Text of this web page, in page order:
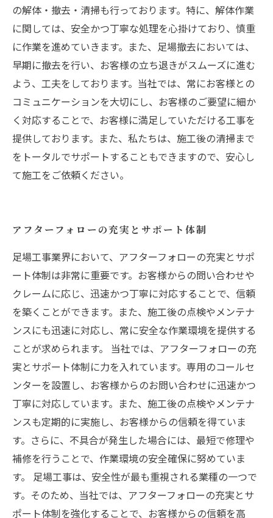
の解体・撤去・清掃も行っております。特に、解体作業
に関しては、安全かつ丁寧な処理を心掛けており、慎重
に作業を進めていきます。また、足場撤去においては、
早期に撤去を行い、お客様の立ち退きがスムーズに進む
よう、工夫をしております。当社では、常にお客様との
コミュニケーションを大切にし、お客様のご要望に細か
く対応することで、お客様に満足していただける工事を
提供しております。また、私たちは、施工後の清掃まで
をトータルでサポートすることもできますので、安心し
て施工をご依頼ください。
アフターフォローの充実とサポート体制
足場工事業界において、アフターフォローの充実とサポ
ート体制は非常に重要です。お客様からの問い合わせや
クレームに応じ、迅速かつ丁寧に対応することで、信頼
を築くことができます。また、施工後の点検やメンテナ
ンスにも迅速に対応し、常に安全な作業環境を提供する
ことが求められます。 当社では、アフターフォローの充
実とサポート体制に力を入れています。専用のコールセ
ンターを設置し、お客様からのお問い合わせに迅速かつ
丁寧に対応しています。また、施工後の点検やメンテナ
ンスも定期的に実施し、お客様からの信頼を得ていま
す。さらに、不具合が発生した場合には、最短で修理や
補修を行うことで、作業環境の安全確保に努めていま
す。 足場工事は、安全性が最も重視される業種の一つで
す。そのため、当社では、アフターフォローの充実とサ
ポート体制を強化することで、お客様からの信頼を高